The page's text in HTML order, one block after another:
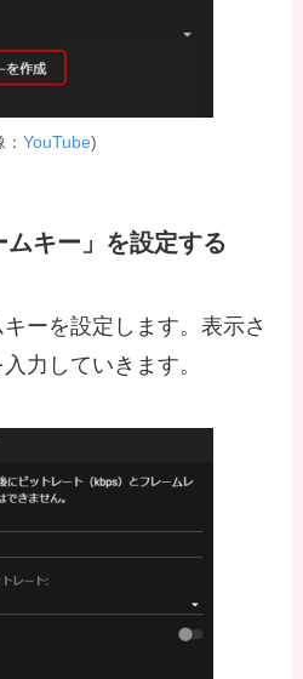
YouTube)
キー」を設定する
ーを設定します。表示さ
力していきます。